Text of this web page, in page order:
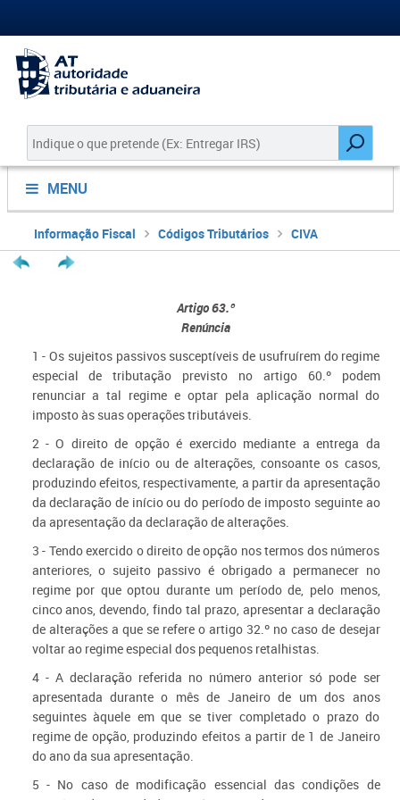
MENU
Informação Fiscal Códigos Tributários CIVA
Artigo 63.º
Renúncia
1 - Os sujeitos passivos susceptíveis de usufruírem do regime
especial de tributação previsto no artigo 60.º podem
renunciar a tal regime e optar pela aplicação normal do
imposto às suas operações tributáveis.
2 - O direito de opção é exercido mediante a entrega da
declaração de início ou de alterações, consoante os casos,
produzindo efeitos, respectivamente, a partir da apresentação
da declaração de início ou do período de imposto seguinte ao
da apresentação da declaração de alterações.
3 - Tendo exercido o direito de opção nos termos dos números
anteriores, o sujeito passivo é obrigado a permanecer no
regime por que optou durante um período de, pelo menos,
cinco anos, devendo, findo tal prazo, apresentar a declaração
de alterações a que se refere o artigo 32.º no caso de desejar
voltar ao regime especial dos pequenos retalhistas.
4 - A declaração referida no número anterior só pode ser
apresentada durante o mês de Janeiro de um dos anos
seguintes àquele em que se tiver completado o prazo do
regime de opção, produzindo efeitos a partir de 1 de Janeiro
do ano da sua apresentação.
5 - No caso de modificação essencial das condições de